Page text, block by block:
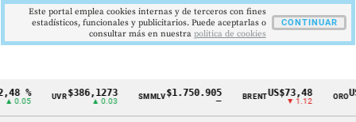
Cintillo
%
0.05
UVR$386,1273
▲ 0.03
SMMLV$1.750.905 BRENTUS$73,48
▼ 1.12
ORO
Este portal emplea cookies internas y de terceros con fines
estadísticos, funcionales y publicitarios. Puede aceptarlas o
consultar más en nuestra politica de cookies
CONTINUAR